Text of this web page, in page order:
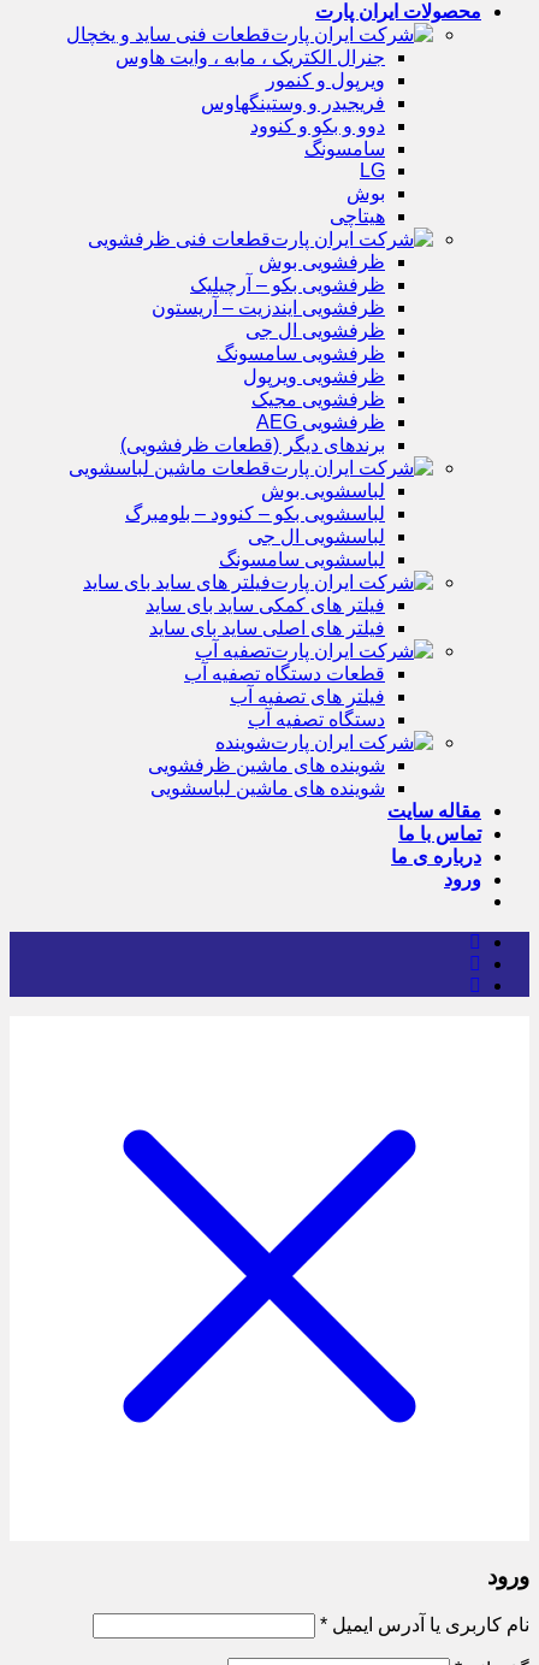
محصولات ایران پارت
قطعات فنی ساید و یخچال
جنرال الکتریک ، مابه ، وایت هاوس
ویرپول و کنمور
فریجیدر و وستینگهاوس
دوو و بکو و کنوود
سامسونگ
LG
بوش
هیتاچی
قطعات فنی ظرفشویی
ظرفشویی بوش
ظرفشویی بکو – آرچیلیک
ظرفشویی ایندزیت – آریستون
ظرفشویی ال جی
ظرفشویی سامسونگ
ظرفشویی ویرپول
ظرفشویی مجیک
ظرفشویی AEG
برندهای دیگر (قطعات ظرفشویی)
قطعات ماشین لباسشویی
لباسشویی بوش
لباسشویی بکو – کنوود – بلومبرگ
لباسشویی ال جی
لباسشویی سامسونگ
فیلتر های ساید بای ساید
فیلتر های کمکی ساید بای ساید
فیلتر های اصلی ساید بای ساید
تصفیه آب
قطعات دستگاه تصفیه آب
فیلتر های تصفیه آب
دستگاه تصفیه آب
شوینده
شوینده های ماشین ظرفشویی
شوینده های ماشین لباسشویی
مقاله سایت
تماس با ما
درباره ی ما
ورود
ورود
نام کاربری یا آدرس ایمیل *الزامی